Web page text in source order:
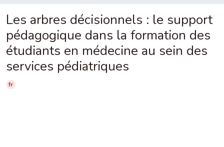
Les arbres décisionnels : le support
pédagogique dans la formation des
étudiants en médecine au sein des
services pédiatriques
fr